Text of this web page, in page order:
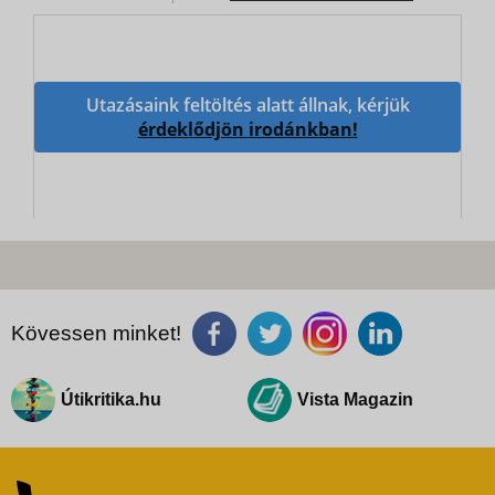
Utazásaink feltöltés alatt állnak, kérjük
érdeklődjön irodánkban!
Kövessen minket!
Útikritika.hu Vista Magazin